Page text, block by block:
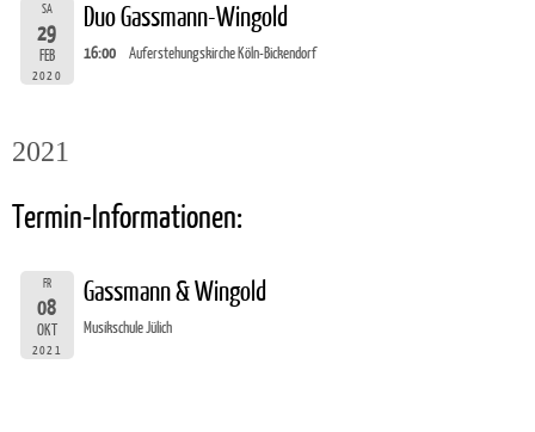
SA
29
FEB
2020
Duo Gassmann-Wingold
16:00 Auferstehungskirche Köln-Bickendorf
2021
Termin-Informationen:
FR
08
OKT
2021
Gassmann & Wingold
Musikschule Jülich